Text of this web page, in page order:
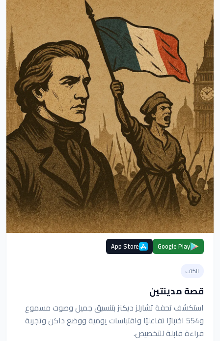
Google Play
App Store
الكتب
قصة مدينتين
استكشف تحفة تشارلز ديكنز بتنسيق جميل وصوت مسموع
و554 اختبارًا تفاعليًا واقتباسات يومية ووضع داكن وتجربة
قراءة قابلة للتخصيص.